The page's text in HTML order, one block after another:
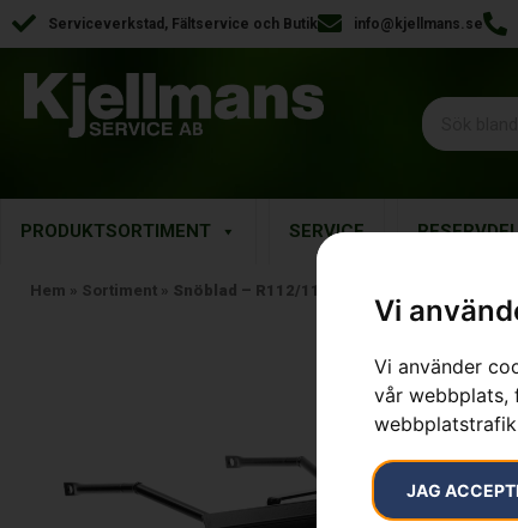
Vi
Vi använder
vår webbplats,
JAG
Serviceverkstad, Fältservice och Butik info@kjellmans.se
PRODUKTSORTIMENT SERVICE
Hem » Sortiment » Snöblad – R112/115